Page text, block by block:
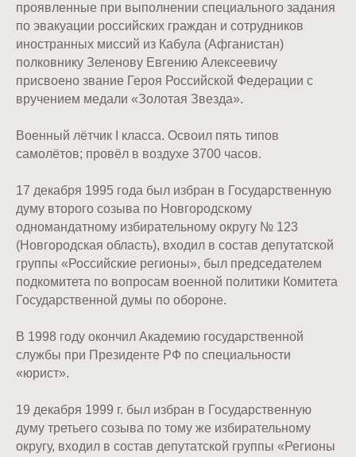
проявленные при выполнении специального задания
по эвакуации российских граждан и сотрудников
иностранных миссий из Кабула (Афганистан)
полковнику Зеленову Евгению Алексеевичу
присвоено звание Героя Российской Федерации с
вручением медали «Золотая Звезда».
Военный лётчик I класса. Освоил пять типов
самолётов; провёл в воздухе 3700 часов.
17 декабря 1995 года был избран в Государственную
думу второго созыва по Новгородскому
одномандатному избирательному округу № 123
(Новгородская область), входил в состав депутатской
группы «Российские регионы», был председателем
подкомитета по вопросам военной политики Комитета
Государственной думы по обороне.
В 1998 году окончил Академию государственной
службы при Президенте РФ по специальности
«юрист».
19 декабря 1999 г. был избран в Государственную
думу третьего созыва по тому же избирательному
округу, входил в состав депутатской группы «Регионы